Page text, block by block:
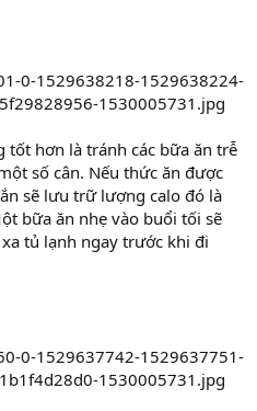
tốt hơn là tránh các bữa ăn trễ
số cân. Nếu thức ăn được
sẽ lưu trữ lượng calo đó là
bữa ăn nhẹ vào buổi tối sẽ
tủ lạnh ngay trước khi đi